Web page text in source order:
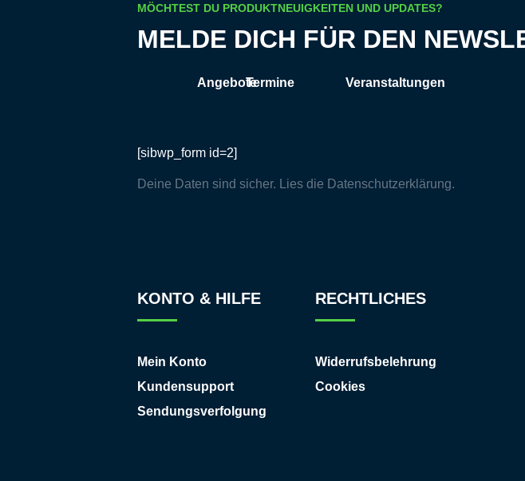
MÖCHTEST DU PRODUKTNEUIGKEITEN UND UPDATES?
MELDE DICH FÜR DEN
AngeboteTermine Veranstaltungen
[sibwp_form id=2]
Deine Daten sind sicher. Lies die Datenschutzerklärung.
KONTO & HILFE
Mein Konto
Kundensupport
Sendungsverfolgung
RECHTLICHES
Widerrufsbelehrung
Cookies